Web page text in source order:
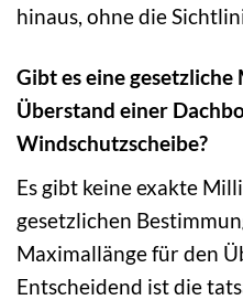
hinaus, ohne die
Gibt es eine
Überstand einer
Windschutzscheibe?
Es gibt keine exakte
gesetzlichen
Maximallänge für den
Entscheidend ist die